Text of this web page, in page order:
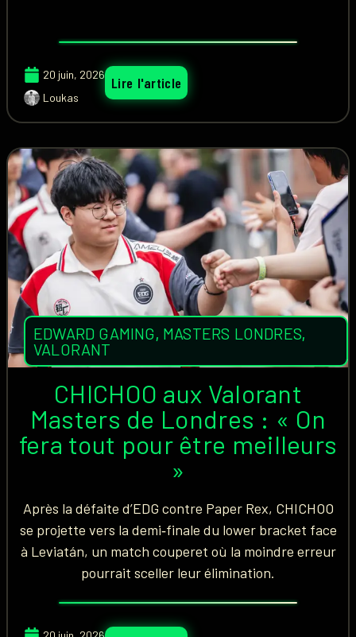
20 juin, 2026
Loukas
Lire l'article
EDWARD GAMING, MASTERS LONDRES,
VALORANT
CHICHOO aux Valorant
Masters de Londres : « On
fera tout pour être meilleurs
»
Après la défaite d’EDG contre Paper Rex, CHICHOO
se projette vers la demi‑finale du lower bracket face
à Leviatán, un match couperet où la moindre erreur
pourrait sceller leur élimination.